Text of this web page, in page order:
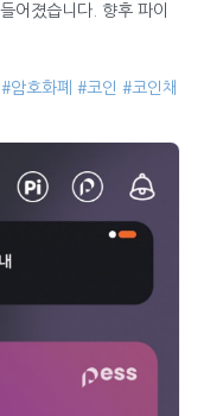
어졌습니다. 향후 파이
#암호화폐 #코인 #코인채